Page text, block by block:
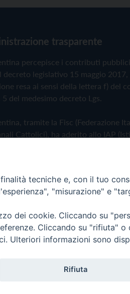
trasparente
percepisce i contributi
decreto legislativo 15 maggio 2017,
resa ai sensi della lettera f) del
del medesimo decreto Lgs.
tramite la Fisc (Federazione
Cattolici), ha aderito allo IAP
Policy Cookie Policy
tecniche e, con il tuo
"misurazione" e
dei cookie. Cliccando su
Cliccando su "rifiuta"
Ulteriori informazioni sono
Rifiuta